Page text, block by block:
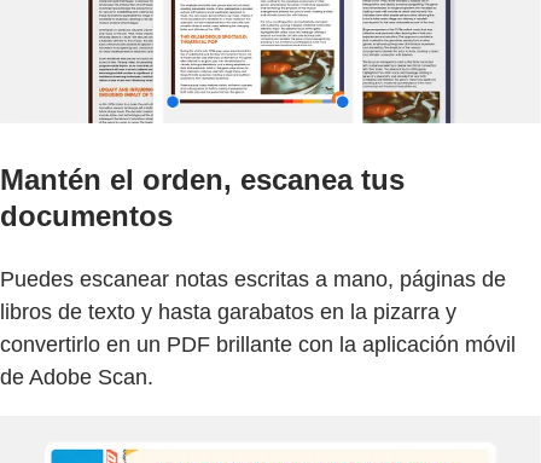
Mantén el orden, escanea tus
documentos
Puedes escanear notas escritas a mano, páginas de
libros de texto y hasta garabatos en la pizarra y
convertirlo en un PDF brillante con la aplicación móvil
de Adobe Scan.